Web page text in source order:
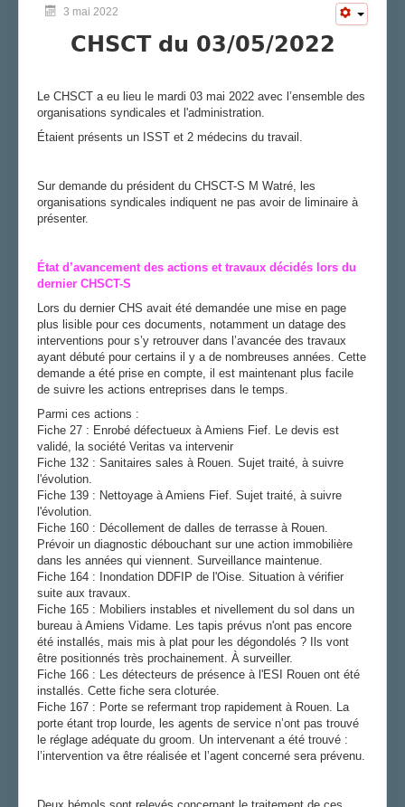
3 mai 2022
CHSCT du 03/05/2022
Le CHSCT a eu lieu le mardi 03 mai 2022 avec l’ensemble des
organisations syndicales et l'administration.
Étaient présents un ISST et 2 médecins du travail.
Sur demande du président du CHSCT-S M Watré, les
organisations syndicales indiquent ne pas avoir de liminaire à
présenter.
État d’avancement des actions et travaux décidés lors du
dernier CHSCT-S
Lors du dernier CHS avait été demandée une mise en page
plus lisible pour ces documents, notamment un datage des
interventions pour s’y retrouver dans l’avancée des travaux
ayant débuté pour certains il y a de nombreuses années. Cette
demande a été prise en compte, il est maintenant plus facile
de suivre les actions entreprises dans le temps.
Parmi ces actions :
Fiche 27 : Enrobé défectueux à Amiens Fief. Le devis est
validé, la société Veritas va intervenir
Fiche 132 : Sanitaires sales à Rouen. Sujet traité, à suivre
l'évolution.
Fiche 139 : Nettoyage à Amiens Fief. Sujet traité, à suivre
l'évolution.
Fiche 160 : Décollement de dalles de terrasse à Rouen.
Prévoir un diagnostic débouchant sur une action immobilière
dans les années qui viennent. Surveillance maintenue.
Fiche 164 : Inondation DDFIP de l'Oise. Situation à vérifier
suite aux travaux.
Fiche 165 : Mobiliers instables et nivellement du sol dans un
bureau à Amiens Vidame. Les tapis prévus n'ont pas encore
été installés, mais mis à plat pour les dégondolés ? Ils vont
être positionnés très prochainement. À surveiller.
Fiche 166 : Les détecteurs de présence à l'ESI Rouen ont été
installés. Cette fiche sera cloturée.
Fiche 167 : Porte se refermant trop rapidement à Rouen. La
porte étant trop lourde, les agents de service n’ont pas trouvé
le réglage adéquate du groom. Un intervenant a été trouvé :
l’intervention va être réalisée et l’agent concerné sera prévenu.